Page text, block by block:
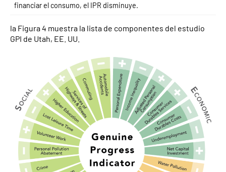
financiar el consumo, el IPR disminuye.
la Figura 4 muestra la lista de componentes del estudio
GPI de Utah, EE. UU.